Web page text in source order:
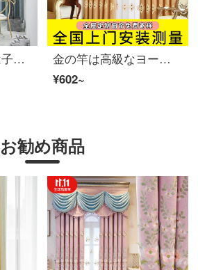
飛爾歌徳（FG）は子供の遮光ダイアモンドのカーテンを厚くします。クリスマスツリーリビングルームの寝室の書斎のベランダには、窓から床に下ろすカーテンの両面に花を咲かせる清新な田園製品のカーテンの青いカーテン（窓のベールを含まない）は、幅3メートル*高さ2.7メートルです。
金の竿は高級なヨーロッパ式の豪華な刺繍のカーテンの完成品の別荘を注文して作らせます。豪華なリビングルームの遮光カーテンが床についているカーテンの紗は訪問してアンズ色のカーテンを取り付けることができます。
¥602~
お勧め商品